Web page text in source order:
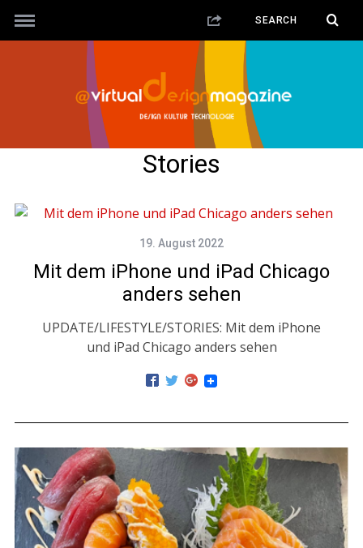
Stories
19. August 2022
Mit dem iPhone und iPad Chicago
anders sehen
UPDATE/LIFESTYLE/STORIES: Mit dem iPhone
und iPad Chicago anders sehen